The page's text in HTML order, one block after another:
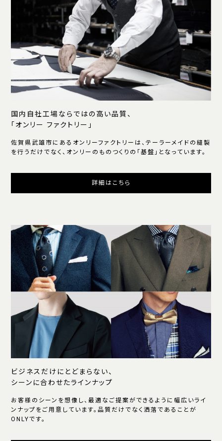
国内自社工場ならではの高い品質、
「オンリー ファクトリー」
佐賀県武雄市にあるオンリーファクトリーは、テーラーメイドの縫製
を行うだけでなく、オンリーのものつくりの「基盤」となっています。
詳細はこちら
ビジネスだけにとどまらない、
シーンに合わせたラインナップ
お客様のシーンを想像し、最適なご提案ができるように幅広いライ
ンナップをご用意しています。品質だけでなく洒落であることが
ONLYです。